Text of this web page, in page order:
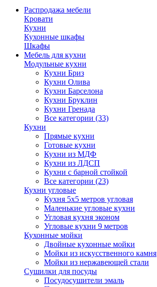
Распродажа мебели
Кровати
Кухни
Кухонные шкафы
Шкафы
Мебель для кухни
Модульные кухни
Кухни Бриз
Кухни Олива
Кухни Барселона
Кухни Бруклин
Кухни Гренада
Все категории (33)
Кухни
Прямые кухни
Готовые кухни
Кухни из МДФ
Кухни из ЛДСП
Кухни с барной стойкой
Все категории (23)
Кухни угловые
Кухня 5х5 метров угловая
Маленькие угловые кухни
Угловая кухня эконом
Угловые кухни 9 метров
Кухонные мойки
Двойные кухонные мойки
Мойки из искусственного камня
Мойки из нержавеющей стали
Сушилки для посуды
Посудосушители эмаль